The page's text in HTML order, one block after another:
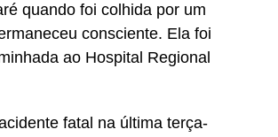
quando foi colhida por um
consciente. Ela foi
ao Hospital Regional
fatal na última terça-